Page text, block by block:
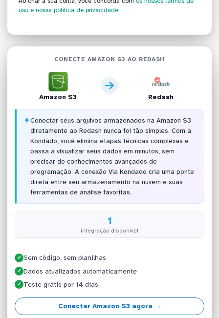
uso e nossa política de privacidade
CONECTE AMAZON S3 AO REDASH
Amazon S3 Redash
✦Conectar seus arquivos armazenados na Amazon S3
diretamente ao Redash nunca foi tão simples. Com a
Kondado, você elimina etapas técnicas complexas e
passa a visualizar seus dados em minutos, sem
precisar de conhecimentos avançados de
programação. A conexão Via Kondado cria uma ponte
direta entre seu armazenamento na nuvem e suas
ferramentas de análise favoritas.
1
integração disponível
✓ Sem código, sem planilhas
✓ Dados atualizados automaticamente
✓ Teste grátis por 14 dias
Conectar Amazon S3 agora →